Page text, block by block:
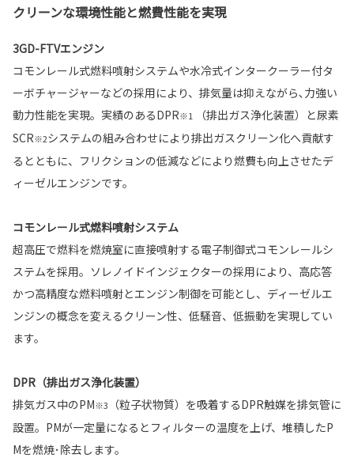
クリーンな環境性能と燃費性能を実現
3GD-FTVエンジン
コモンレール式燃料噴射システムや水冷式インタークーラー付タ
ーボチャージャーなどの採用により、排気量は抑えながら､力強い
動力性能を実現。実績のあるDPR※1
（排出ガス浄化装置）と尿素
SCR※2システムの組み合わせにより排出ガスクリーン化へ貢献す
るとともに、フリクションの低減などにより燃費も向上させたデ
ィーゼルエンジンです。
コモンレール式燃料噴射システム
超高圧で燃料を燃焼室に直接噴射する電子制御式コモンレールシ
ステムを採用。ソレノイドインジェクターの採用により、高応答
かつ高精度な燃料噴射とエンジン制御を可能とし、ディーゼルエ
ンジンの概念を変えるクリーン性、低騒音、低振動を実現してい
ます。
DPR（排出ガス浄化装置）
排気ガス中のPM※3
（粒子状物質）を吸着するDPR触媒を排気管に
設置。PMが一定量になるとフィルターの温度を上げ、堆積したP
Mを燃焼･除去します。